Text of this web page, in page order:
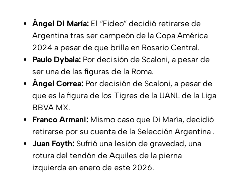
Ángel Di María: El “Fideo” decidió retirarse de
Argentina tras ser campeón de la Copa América
2024 a pesar de que brilla en Rosario Central.
Paulo Dybala: Por decisión de Scaloni, a pesar de
ser una de las figuras de la Roma.
Ángel Correa: Por decisión de Scaloni, a pesar de
que es la figura de los Tigres de la UANL de la Liga
BBVA MX.
Franco Armani: Mismo caso que Di María, decidió
retirarse por su cuenta de la Selección Argentina .
Juan Foyth: Sufrió una lesión de gravedad, una
rotura del tendón de Aquiles de la pierna
izquierda en enero de este 2026.